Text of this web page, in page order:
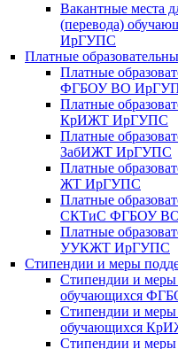
Вакантные места
(перевода)
ИрГУПС
Платные
Платные
ФГБОУ ВО
Платные
КрИЖТ ИрГУПС
Платные
ЗабИЖТ ИрГУПС
Платные
ЖТ ИрГУПС
Платные
СКТиС ФГБОУ
Платные
УУКЖТ ИрГУПС
Стипендии и меры
Стипендии и
обучающихся
Стипендии и
обучающихся
Стипендии и